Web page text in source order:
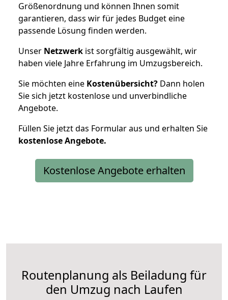
Größenordnung und können Ihnen somit
garantieren, dass wir für jedes Budget eine
passende Lösung finden werden.
Unser Netzwerk ist sorgfältig ausgewählt, wir
haben viele Jahre Erfahrung im Umzugsbereich.
Sie möchten eine Kostenübersicht? Dann holen
Sie sich jetzt kostenlose und unverbindliche
Angebote.
Füllen Sie jetzt das Formular aus und erhalten Sie
kostenloseAngebote.
Kostenlose Angebote erhalten
Routenplanung als Beiladung für
den Umzug nach Laufen